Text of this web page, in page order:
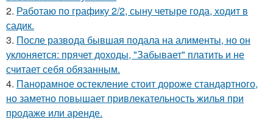
2. Работаю по графику 2/2, сыну четыре года, ходит в
садик.
3. После развода бывшая подала на алименты, но он
уклоняется: прячет доходы, "Забывает" платить и не
считает себя обязанным.
4. Панорамное остекление стоит дороже стандартного,
но заметно повышает привлекательность жилья при
продаже или аренде.